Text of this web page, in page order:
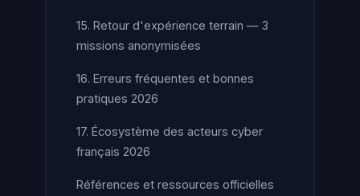
15. Retour d'expérience terrain — 3
missions anonymisées
16. Erreurs fréquentes et bonnes
pratiques 2026
17. Écosystème des acteurs cyber
français 2026
Références et ressources officielles